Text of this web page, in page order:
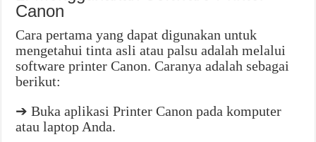
Canon
Cara pertama yang dapat digunakan untuk
mengetahui tinta asli atau palsu adalah melalui
software printer Canon. Caranya adalah sebagai
berikut:
➔ Buka aplikasi Printer Canon pada komputer
atau laptop Anda.